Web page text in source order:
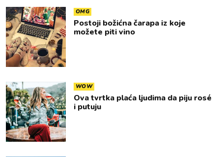
OMG
Postoji božićna čarapa iz koje
možete piti vino
WOW
Ova tvrtka plaća ljudima da piju rosé
i putuju